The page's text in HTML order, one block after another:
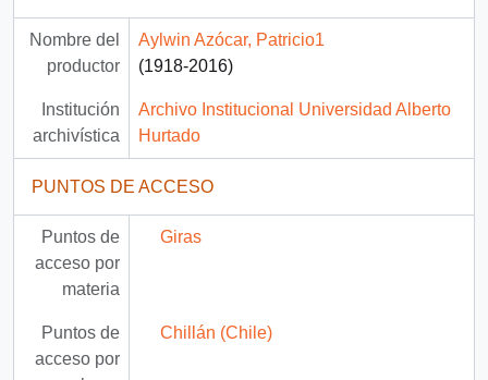
Nombre del
productor
Aylwin Azócar, Patricio1
(1918-2016)
Institución
archivística
Archivo Institucional Universidad Alberto
Hurtado
PUNTOS DE ACCESO
Puntos de
acceso por
materia
Giras
Puntos de
acceso por
Chillán (Chile)